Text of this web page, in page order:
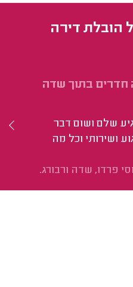
הובלת דירה
חדרים בתוך שדה
שלם ושום דבר
ושירותי וכל מה
פרדו, שדה ורבורג.